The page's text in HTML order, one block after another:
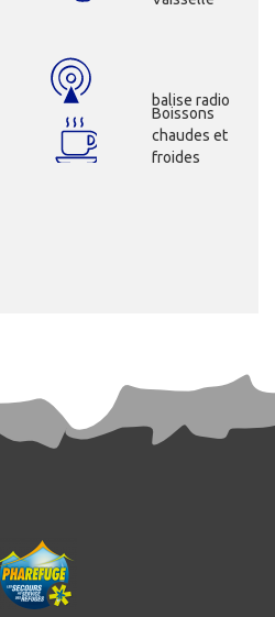
balise radio
Boissons
chaudes et
froides